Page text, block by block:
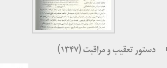
دستور تعقیب و مراقبت (۱۳۴۷)